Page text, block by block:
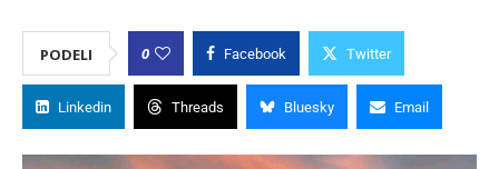
PODELI 0 Facebook Twitter
Linkedin Threads Bluesky Email